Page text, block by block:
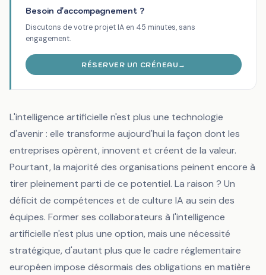
L'intelligence artificielle n'est plus une technologie
d'avenir : elle transforme aujourd'hui la façon dont les
entreprises opèrent, innovent et créent de la valeur.
Pourtant, la majorité des organisations peinent encore à
tirer pleinement parti de ce potentiel. La raison ? Un
déficit de compétences et de culture IA au sein des
équipes. Former ses collaborateurs à l'intelligence
artificielle n'est plus une option, mais une nécessité
stratégique, d'autant plus que le cadre réglementaire
européen impose désormais des obligations en matière
Besoin d'accompagnement ?
Discutons de votre projet IA en 45 minutes, sans
engagement.
RÉSERVER UN CRÉNEAU →